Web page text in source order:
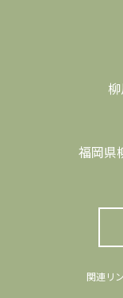
福岡県
関連リ